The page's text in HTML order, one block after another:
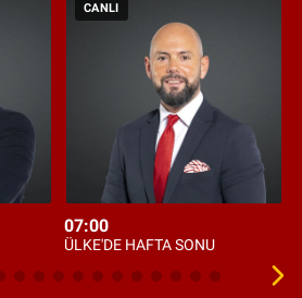
CANLI
07:00
ÜLKE'DE HAFTA SONU